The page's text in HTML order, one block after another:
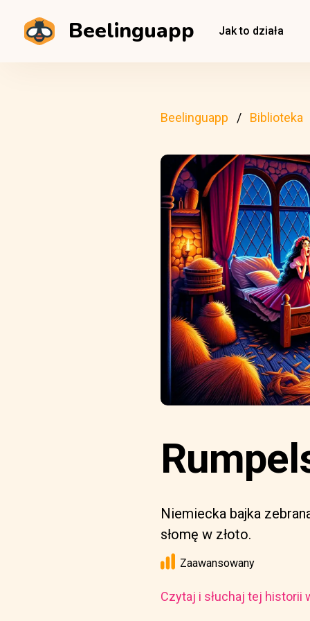
Beelinguapp Jak to działa
Beelinguapp Biblioteka
Niemiecka bajka
słomę w złoto.
Zaawansowany
Czytaj i słuchaj tej historii